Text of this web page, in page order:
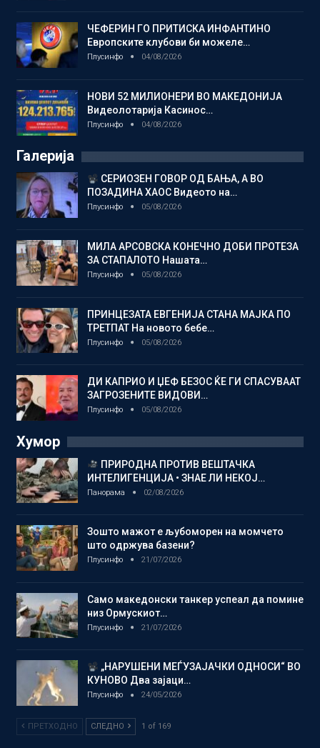
ЧЕФЕРИН ГО ПРИТИСКА ИНФАНТИНО
Европските клубови би можеле…
Плусинфо 04/08/2026
НОВИ 52 МИЛИОНЕРИ ВО МАКЕДОНИЈА
Видеолотарија Касинос…
Плусинфо 04/08/2026
Галерија
СЕРИОЗЕН ГОВОР ОД БАЊА, А ВО
ПОЗАДИНА ХАОС Видеото на…
Плусинфо 05/08/2026
МИЛА АРСОВСКА КОНЕЧНО ДОБИ ПРОТЕЗА
ЗА СТАПАЛОТО Нашата…
Плусинфо 05/08/2026
ПРИНЦЕЗАТА ЕВГЕНИЈА СТАНА МАЈКА ПО
ТРЕТПАТ На новото бебе…
Плусинфо 05/08/2026
ДИ КАПРИО И ЏЕФ БЕЗОС ЌЕ ГИ СПАСУВААТ
ЗАГРОЗЕНИТЕ ВИДОВИ…
Плусинфо 05/08/2026
Хумор
ПРИРОДНА ПРОТИВ ВЕШТАЧКА
ИНТЕЛИГЕНЦИЈА • ЗНАЕ ЛИ НЕКОЈ…
Панорама 02/08/2026
Зошто мажот е љубоморен на момчето
што одржува базени?
Плусинфо 21/07/2026
Само македонски танкер успеал да помине
низ Ормускиот…
Плусинфо 21/07/2026
„НАРУШЕНИ МЕЃУЗАЈАЧКИ ОДНОСИ“ ВО
КУНОВО Два зајаци…
Плусинфо 24/05/2026
ПРЕТХОДНО СЛЕДНО 1 of 169